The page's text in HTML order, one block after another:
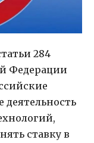
284
Федерации
ставку в